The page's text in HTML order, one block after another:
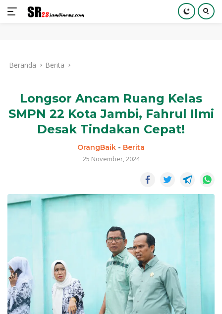
kontenBeranda Berita
Longsor Ancam Ruang Kelas
SMPN 22 Kota Jambi, Fahrul Ilmi
Desak Tindakan Cepat!
OrangBaik - Berita
25 November, 2024